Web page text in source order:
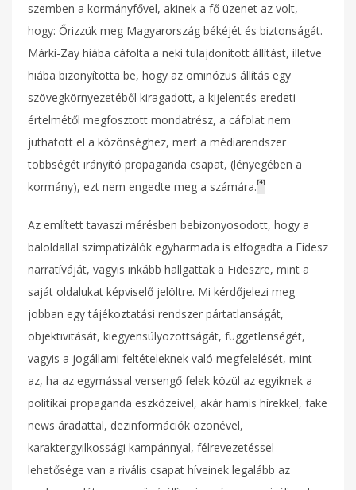
szemben a kormányfővel, akinek a fő üzenet az volt,
hogy: Őrizzük meg Magyarország békéjét és biztonságát.
Márki-Zay hiába cáfolta a neki tulajdonított állítást, illetve
hiába bizonyította be, hogy az ominózus állítás egy
szövegkörnyezetéből kiragadott, a kijelentés eredeti
értelmétől megfosztott mondatrész, a cáfolat nem
juthatott el a közönséghez, mert a médiarendszer
többségét irányító propaganda csapat, (lényegében a
kormány), ezt nem engedte meg a számára. [4]
Az említett tavaszi mérésben bebizonyosodott, hogy a
baloldallal szimpatizálók egyharmada is elfogadta a Fidesz
narratíváját, vagyis inkább hallgattak a Fideszre, mint a
saját oldalukat képviselő jelöltre. Mi kérdőjelezi meg
jobban egy tájékoztatási rendszer pártatlanságát,
objektivitását, kiegyensúlyozottságát, függetlenségét,
vagyis a jogállami feltételeknek való megfelelését, mint
az, ha az egymással versengő felek közül az egyiknek a
politikai propaganda eszközeivel, akár hamis hírekkel, fake
news áradattal, dezinformációk özönével,
karaktergyilkossági kampánnyal, félrevezetéssel
lehetősége van a rivális csapat híveinek legalább az